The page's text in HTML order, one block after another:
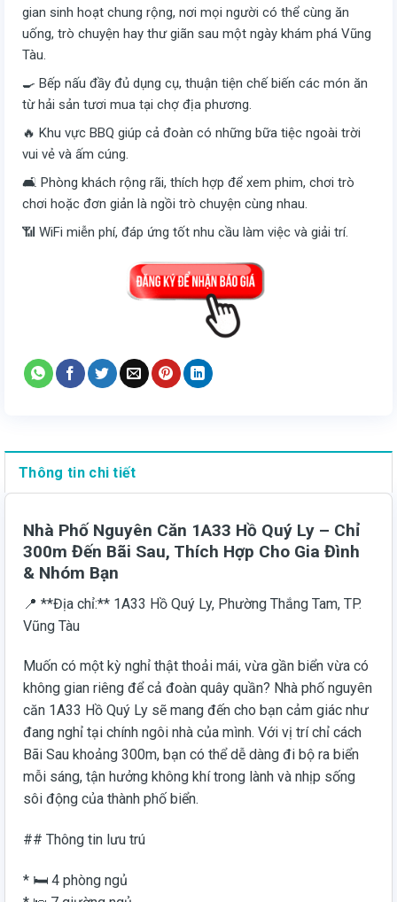
gian sinh hoạt chung rộng, nơi mọi người có thể cùng ăn
uống, trò chuyện hay thư giãn sau một ngày khám phá Vũng
Tàu.
🍳 Bếp nấu đầy đủ dụng cụ, thuận tiện chế biến các món ăn
từ hải sản tươi mua tại chợ địa phương.
🔥 Khu vực BBQ giúp cả đoàn có những bữa tiệc ngoài trời
vui vẻ và ấm cúng.
🛋️ Phòng khách rộng rãi, thích hợp để xem phim, chơi trò
chơi hoặc đơn giản là ngồi trò chuyện cùng nhau.
📶 WiFi miễn phí, đáp ứng tốt nhu cầu làm việc và giải trí.
Thông tin chi tiết
Nhà Phố Nguyên Căn 1A33 Hồ Quý Ly – Chỉ
300m Đến Bãi Sau, Thích Hợp Cho Gia Đình
& Nhóm Bạn
📍 **Địa chỉ:** 1A33 Hồ Quý Ly, Phường Thắng Tam, TP.
Vũng Tàu
Muốn có một kỳ nghỉ thật thoải mái, vừa gần biển vừa có
không gian riêng để cả đoàn quây quần? Nhà phố nguyên
căn 1A33 Hồ Quý Ly sẽ mang đến cho bạn cảm giác như
đang nghỉ tại chính ngôi nhà của mình. Với vị trí chỉ cách
Bãi Sau khoảng 300m, bạn có thể dễ dàng đi bộ ra biển
mỗi sáng, tận hưởng không khí trong lành và nhịp sống
sôi động của thành phố biển.
## Thông tin lưu trú
* 🛏️ 4 phòng ngủ